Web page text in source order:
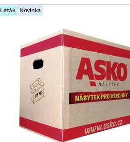
Leták Novinka